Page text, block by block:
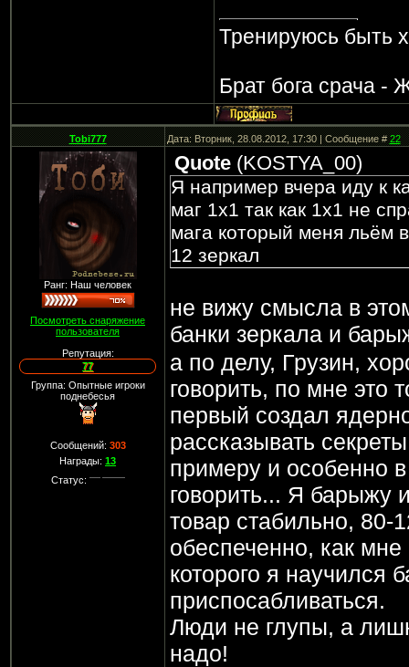
Тренируюсь быть
Брат бога срача -
Tobi777 Дата: Вторник, 28.08.2012, 17:30 | Сообщение #22
Ранг: Наш человек
Посмотреть снаряжение
пользователя
Репутация:
77
Группа: Опытные игроки
поднебесья
Сообщений: 303
Награды: 13
Статус:
Quote(KOSTYA_00)
Я например вчера иду к
маг 1х1 так как 1х1 не
мага который меня льём
12 зеркал
не вижу смысла в
банки зеркала и
а по делу, Грузин,
говорить, по мне это
первый создал
рассказывать
примеру и особенно
говорить... Я барыжу
товар стабильно, 80-
обеспеченно, как мне
которого я научился
приспосабливаться.
Люди не глупы, а
надо!